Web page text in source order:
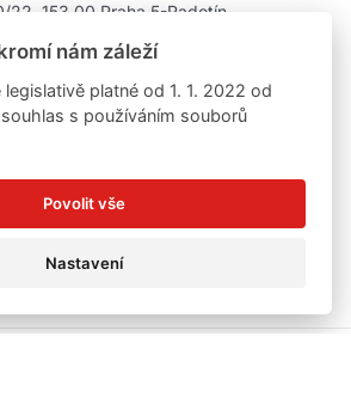
22, 153 00 Praha 5-Radotín
928
Cookies
nám záleží
platné od 1. 1. 2022 od
s používáním souborů
Povolit vše
Nastavení